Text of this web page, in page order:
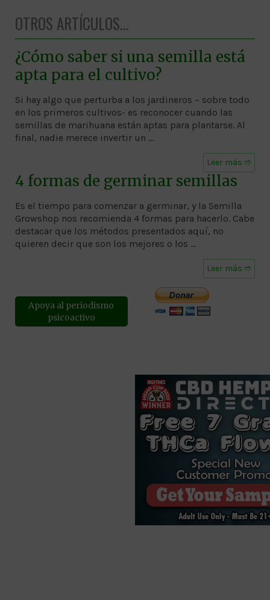
OTROS ARTÍCULOS...
¿Cómo saber si una semilla está
apta para el cultivo?
Si hay algo que perturba a los jardineros – sobre todo
en los primeros cultivos- es reconocer cuando las
semillas de marihuana están aptas para plantarse. Al
final, nadie merece invertir un …
Leer más ➱
4 formas de germinar semillas
Es el tiempo para comenzar a germinar, y la Semilla
Growshop nos recomienda 4 formas para hacerlo. Cabe
destacar que los métodos presentados aquí, no
quieren decir que son los mejores o los …
Leer más ➱
Apoya al periodismo
psicoactivo